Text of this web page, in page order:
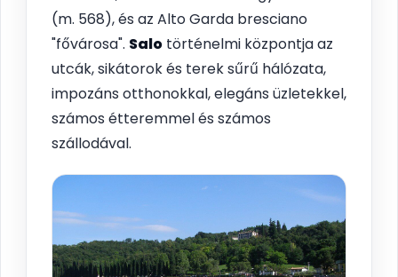
(m. 568), és az Alto Garda bresciano
"fővárosa". Salo történelmi központja az
utcák, sikátorok és terek sűrű hálózata,
impozáns otthonokkal, elegáns üzletekkel,
számos étteremmel és számos
szállodával.